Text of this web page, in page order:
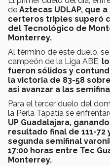
de Aztecas UDLAP, que
certeros triples superó
del Tecnológico de
Monterrey.
Al término de este duelo,
campeón de la Liga ABE,
fueron sólidos y
la victoria de 83-58
así avanzar a las
Para el tercer duelo del
la Perla Tapatía se
UP Guadalajara,
resultado final de 111-72
segunda semifinal
17:00 horas entre Tec
Monterrey.